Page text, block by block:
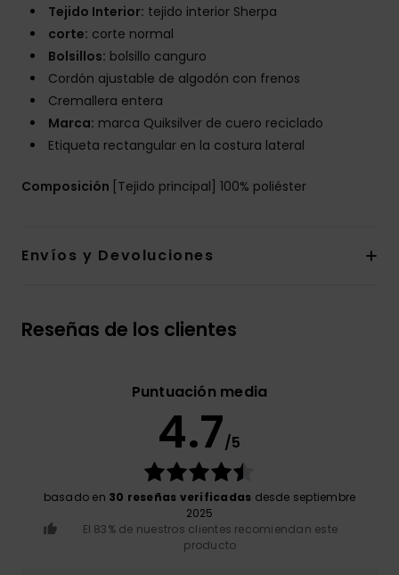
Tejido Interior: tejido interior Sherpa
corte: corte normal
Bolsillos: bolsillo canguro
Cordón ajustable de algodón con frenos
Cremallera entera
Marca: marca Quiksilver de cuero reciclado
Etiqueta rectangular en la costura lateral
Composición [Tejido principal] 100% poliéster
Envíos y Devoluciones
Reseñas de los clientes
Puntuación media
4.7/5
basado en 30 reseñas verificadas desde septiembre
2025
El 83% de nuestros clientes recomiendan este
producto